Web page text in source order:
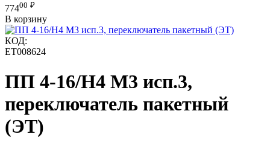
77400 ₽
В корзину
КОД:
ET008624
ПП 4-16/Н4 М3 исп.3,
переключатель пакетный
(ЭТ)